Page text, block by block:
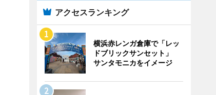
アクセスランキング
横浜赤レンガ倉庫で「レッ
ドブリックサンセット」
サンタモニカをイメージ